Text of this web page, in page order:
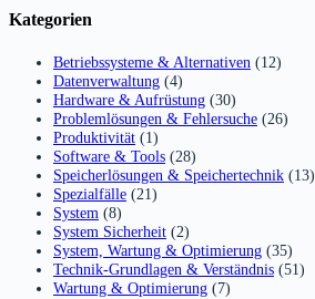
Kategorien
Betriebssysteme & Alternativen (12)
Datenverwaltung (4)
Hardware & Aufrüstung (30)
Problemlösungen & Fehlersuche (26)
Produktivität (1)
Software & Tools (28)
Speicherlösungen & Speichertechnik (13)
Spezialfälle (21)
System (8)
System Sicherheit (2)
System, Wartung & Optimierung (35)
Technik-Grundlagen & Verständnis (51)
Wartung & Optimierung (7)